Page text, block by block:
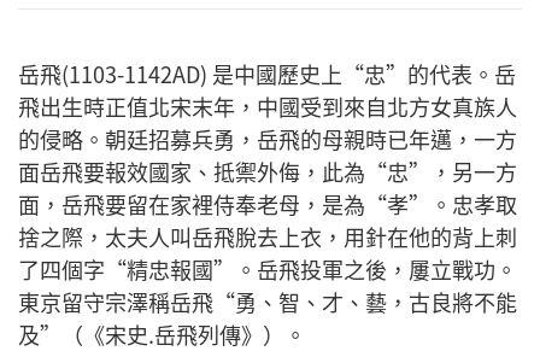
岳飛(1103-1142AD) 是中國歷史上“忠”的代表。岳
飛出生時正值北宋末年，中國受到來自北方女真族人
的侵略。朝廷招募兵勇，岳飛的母親時已年邁，一方
面岳飛要報效國家、抵禦外侮，此為“忠”，另一方
面，岳飛要留在家裡侍奉老母，是為“孝”。忠孝取
捨之際，太夫人叫岳飛脫去上衣，用針在他的背上刺
了四個字“精忠報國”。岳飛投軍之後，屢立戰功。
東京留守宗澤稱岳飛“勇、智、才、藝，古良將不能
及”（《宋史.岳飛列傳》）。